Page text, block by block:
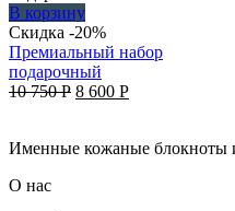
3
200 руб..
В корзину
Скидка -20%
Премиальный набор
подарочный
10 750Р Original
10
8 600 РCurrent
8
Именные кожаные блокноты
О нас